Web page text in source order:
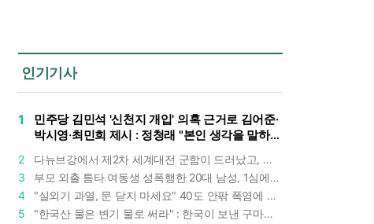
인기기사
1
민주당 김민석 '신천지 개입' 의혹 근거로 김어준·
박시영·최민희 제시 : 정청래 "본인 생각을 말하
2
다뉴브강에서 제2차 세계대전 군함이 드러났고, 포항 수돗물은 갑자기 짜졌다 : 폭염·가뭄이 만든 낯선 풍경
3
부모 외출 틈타 여동생 성폭행한 20대 남성, 1심에서 5년형 선고 : 친족 간 '암수범죄'의 심각성
4
"실외기 과열, 문 닫지 마세요" 40도 안팎 폭염에 쉼 없이 도는 에어컨 : 화재 위험 경고등!
5
"한국산 물은 변기 물로 써라" : 한국이 보낸 구마모토 지진 구호품에 한 일본인의 '어처구니 없는' 반응